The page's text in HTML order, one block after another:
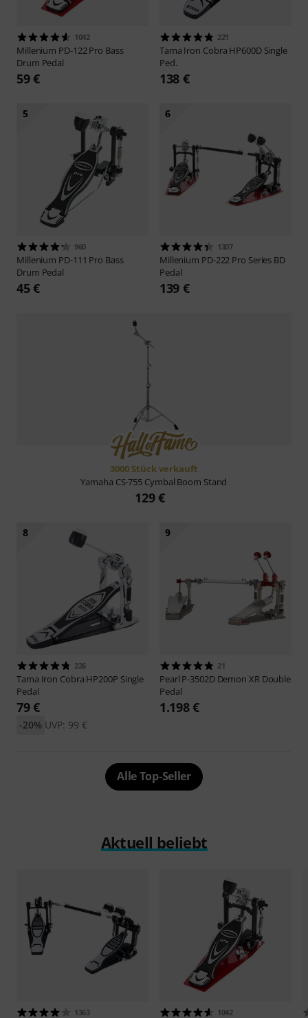
1042
Millenium PD-122 Pro Bass
Drum Pedal
59 €
221
Tama Iron Cobra HP600D Single
Ped.
138 €
5
960
Millenium PD-111 Pro Bass
Drum Pedal
45 €
6
1307
Millenium PD-222 Pro Series BD
Pedal
139 €
3000 Stück verkauft
Yamaha CS-755 Cymbal Boom Stand
129 €
8
226
Tama Iron Cobra HP200P Single
Pedal
79 €
UVP: 99 €
-20%
9
21
Pearl P-3502D Demon XR Double
Pedal
1.198 €
Alle Top-Seller
Aktuell beliebt
1363 1042